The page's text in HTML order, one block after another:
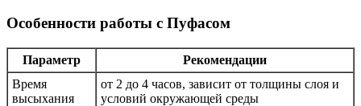
Особенности работы с Пуфасом
Параметр
Рекомендации
Время
высыхания
от 2 до 4 часов, зависит от толщины слоя и
условий окружающей среды